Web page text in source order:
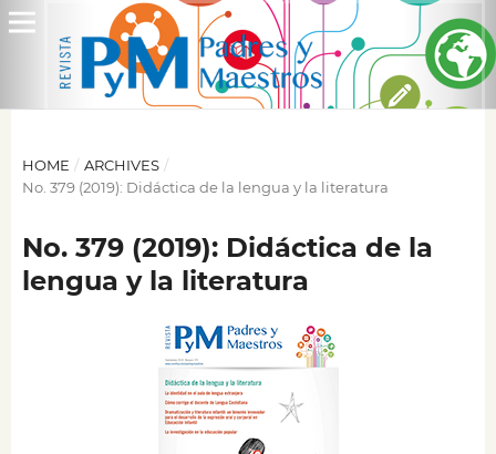
HOME / ARCHIVES /
No. 379 (2019): Didáctica de la lengua y la literatura
No. 379 (2019): Didáctica de la
lengua y la literatura